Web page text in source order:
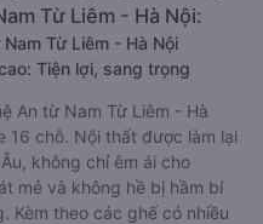
Từ Liêm - Hà Nội:
Từ Liêm - Hà Nội
Tiện lợi, sang trọng
An từ Nam Từ Liêm - Hà
16 chỗ. Nội thất được làm lại
không chỉ êm ái cho
mẻ và không hề bị hầm bí
Kèm theo các ghế có nhiều